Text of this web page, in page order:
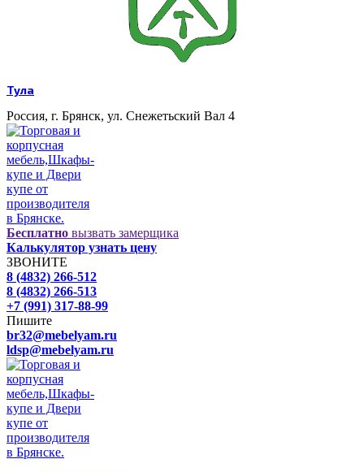
Тула
Россия, г. Брянск, ул. Снежетьский Вал 4
Бесплатно вызвать замерщика
Калькулятор узнать цену
ЗВОНИТЕ
8 (4832) 266-512
8 (4832) 266-513
+7 (991) 317-88-99
Пишите
br32@mebelyam.ru
ldsp@mebelyam.ru